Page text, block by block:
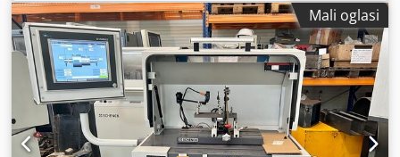
Mali oglasi